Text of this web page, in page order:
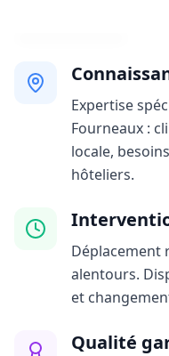
Expertise
Fourneaux :
locale,
hôteliers.
Déplacement
alentours.
et
Qualité